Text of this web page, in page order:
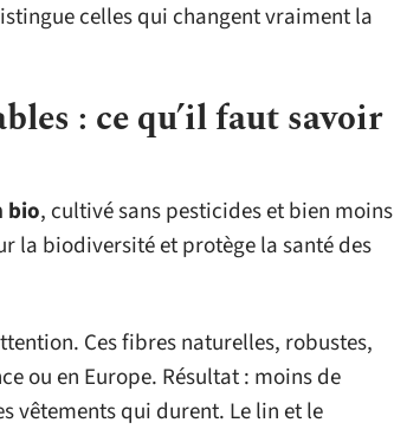
celles qui changent vraiment la
: ce qu’il faut savoir
bio, cultivé sans pesticides et bien moins
la biodiversité et protège la santé des
Ces fibres naturelles, robustes,
ou en Europe. Résultat : moins de
vêtements qui durent. Le lin et le